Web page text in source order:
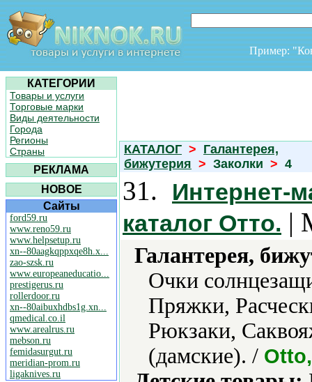
Пример:
КАТЕГОРИИ
Товары и услуги
Торговые марки
Виды деятельности
Города
Регионы
Страны
РЕКЛАМА
НОВОЕ
Сайты
ford59.ru
www.reno59.ru
www.helpsetup.ru
xn--80aagkqppxqe8h.x...
zao-szsk.ru
www.europeaneducatio...
prestigerus.ru
rollerdoor.ru
xn--80aibuxhdbs1g.xn...
qmedical.co.il
www.arealrus.ru
mebson.ru
femidasurgut.ru
meridian-prom.ru
ligaknives.ru
КАТАЛОГ > Галантерея,
бижутерия > Заколки > 4
31.
Интернет-
каталог Отто. |
Галантерея,
Очки
Пряжки,
Рюкзаки,
(дамские). /